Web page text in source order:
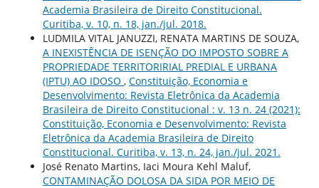
Academia Brasileira de Direito Constitucional.
Curitiba, v. 10, n. 18, jan./jul. 2018.
LUDMILA VITAL JANUZZI, RENATA MARTINS DE SOUZA,
A INEXISTÊNCIA DE ISENÇÃO DO IMPOSTO SOBRE A
PROPRIEDADE TERRITORIRIAL PREDIAL E URBANA
(IPTU) AO IDOSO , Constituição, Economia e
Desenvolvimento: Revista Eletrônica da Academia
Brasileira de Direito Constitucional : v. 13 n. 24 (2021):
Constituição, Economia e Desenvolvimento: Revista
Eletrônica da Academia Brasileira de Direito
Constitucional. Curitiba, v. 13, n. 24, jan./jul. 2021.
José Renato Martins, Iaci Moura Kehl Maluf,
CONTAMINAÇÃO DOLOSA DA SIDA POR MEIO DE